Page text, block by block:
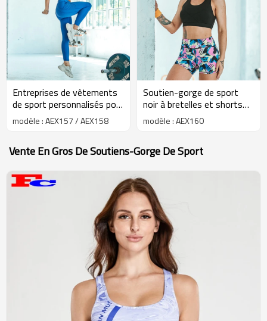
Entreprises de vêtements
de sport personnalisés pour
femmes Fengcai OEM
modèle : AEX157 / AEX158
Soutien-gorge de sport
noir à bretelles et shorts
imprimés par graffitis
Vêtements de sport pour
modèle : AEX160
Vente En Gros De Soutiens-Gorge De Sport